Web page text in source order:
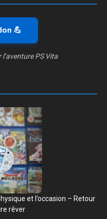
💪
PS Vita
et l’occasion – Retour
rêver